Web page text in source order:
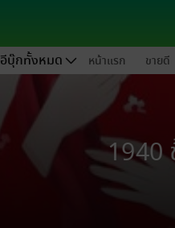
อีบุ๊กทั้งหมด หน้าแรก ขายดี
1940